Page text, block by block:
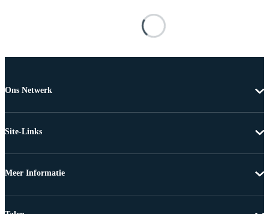
Ons Netwerk
Site-Links
Meer Informatie